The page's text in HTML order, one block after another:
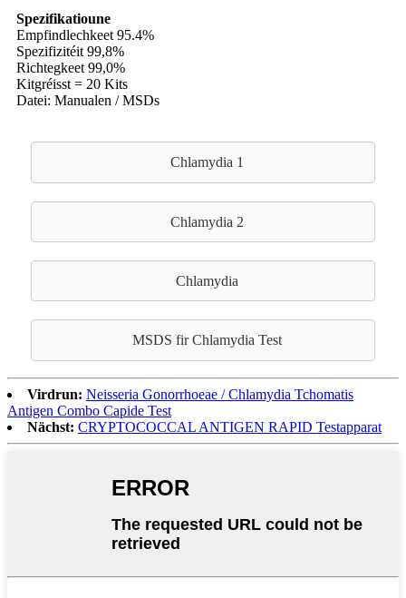
Spezifikatioune
Empfindlechkeet 95.4%
Spezifizitéit 99,8%
Richtegkeet 99,0%
Kitgréisst = 20 Kits
Datei: Manualen / MSDs
Chlamydia 1
Chlamydia 2
Chlamydia
MSDS fir Chlamydia Test
Virdrun: Neisseria Gonorrhoeae / Chlamydia Tchomatis
Antigen Combo Capide Test
Nächst: CRYPTOCOCCAL ANTIGEN RAPID Testapparat